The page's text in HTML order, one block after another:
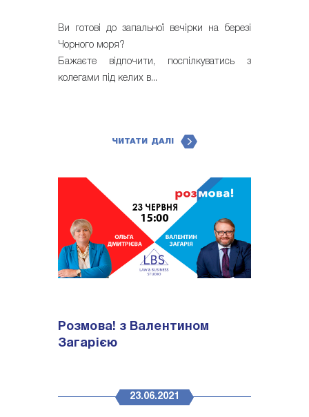
Ви готові до запальної вечірки на березі
Чорного моря?
Бажаєте відпочити, поспілкуватись з
колегами під келих в...
ЧИТАТИ ДАЛІ
Розмова! з Валентином
Загарією
23.06.2021